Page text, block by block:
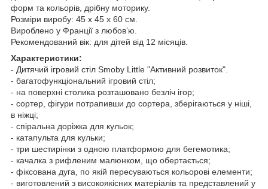
форм та кольорів, дрібну моторику.
Розміри виробу: 45 х 45 х 60 см.
Вироблено у Франції з любов’ю.
Рекомендований вік: для дітей від 12 місяців.
Характеристики:
- Дитячий ігровий стіл Smoby Little "Активний розвиток".
- багатофункціональний ігровий стіл;
- на поверхні столика розташовано безліч ігор;
- сортер, фігури потрапивши до сортера, зберігаються у ніші,
в ніжці;
- спіральна доріжка для кульок;
- катапульта для кульки;
- три шестирінки з одною платформою для бегемотика;
- качалка з рифленим малюнком, що обертається;
- фіксована дуга, по якій пересуваються кольорові елементи;
- виготовлений з високоякісних матеріалів та представлений у